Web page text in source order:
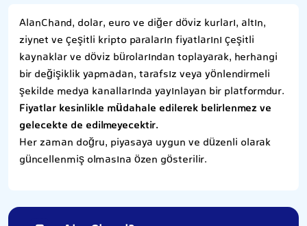
AlanChand, dolar, euro ve diğer döviz kurları, altın,
ziynet ve çeşitli kripto paraların fiyatlarını çeşitli
kaynaklar ve döviz bürolarından toplayarak, herhangi
bir değişiklik yapmadan, tarafsız veya yönlendirmeli
şekilde medya kanallarında yayınlayan bir platformdur.
Fiyatlar kesinlikle müdahale edilerek belirlenmez ve
gelecekte de edilmeyecektir.
Her zaman doğru, piyasaya uygun ve düzenli olarak
güncellenmiş olmasına özen gösterilir.